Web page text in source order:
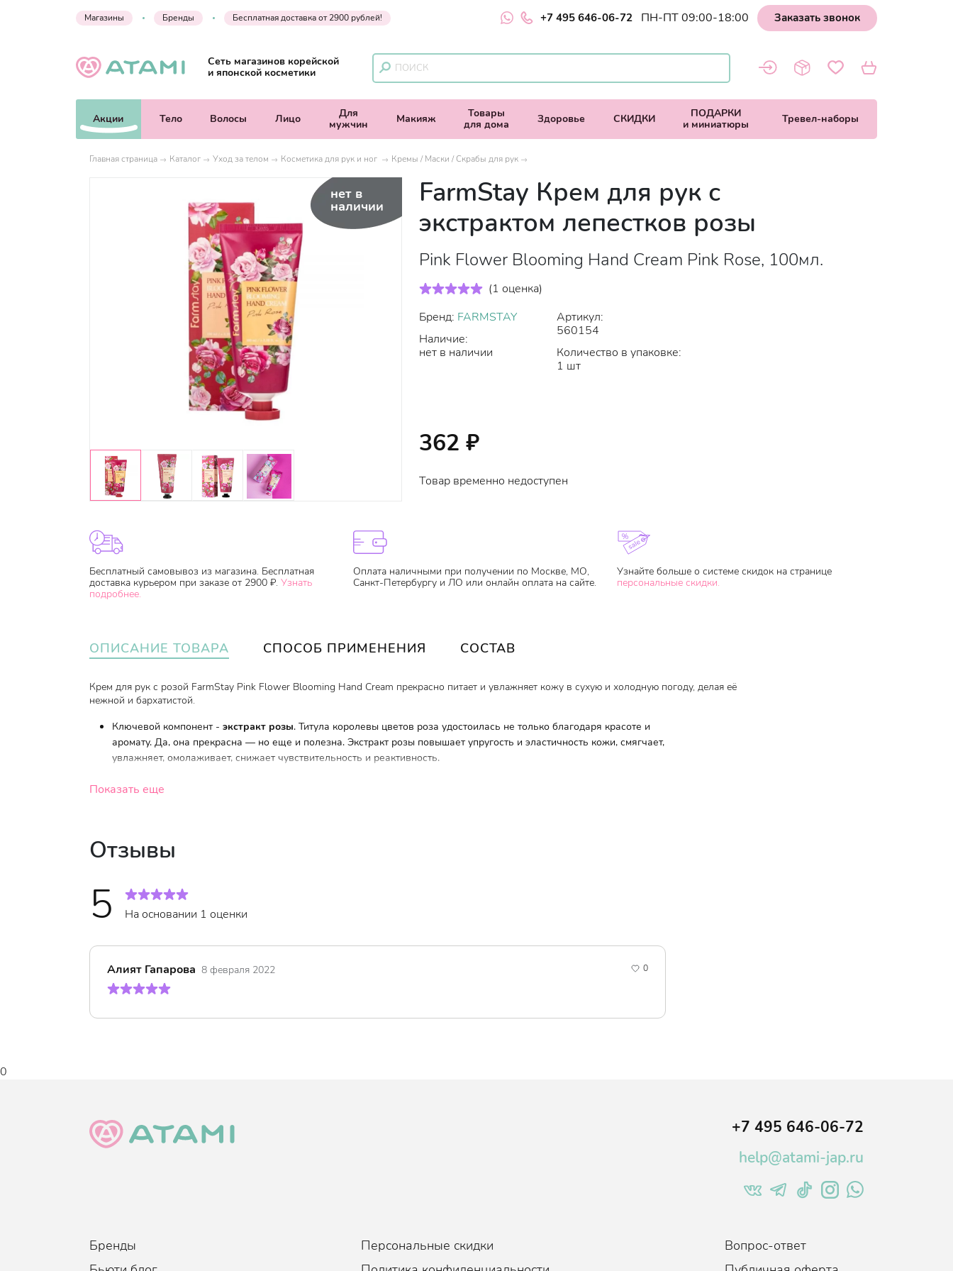
Магазины Бренды Бесплатная доставка от 2900 рублей! +7 495 646-06-72 ПН-ПТ 09:00-18:00 Заказать звонок
Сеть магазинов корейской
и японской косметики
Акции Тело Волосы Лицо
Для
мужчин
Макияж
Товары
для дома
Здоровье СКИДКИ
ПОДАРКИ
и миниатюры
Тревел-наборы
Главная страница Каталог Уход за телом Косметика для рук и ног Кремы / Маски / Скрабы для рук
нет в
наличии
FarmStay Крем для рук с
экстрактом лепестков розы
Pink Flower Blooming Hand Cream Pink Rose, 100мл.
(1 оценка)
Бренд: FARMSTAY
Наличие:
нет в наличии
Артикул:
560154
Количество в упаковке:
1 шт
362 ₽
Товар временно недоступен
Бесплатный самовывоз из магазина. Бесплатная
доставка курьером при заказе от 2900 ₽. Узнать
подробнее.
Оплата наличными при получении по Москве, МО,
Санкт-Петербургу и ЛО или онлайн оплата на сайте.
Узнайте больше о системе скидок на странице
персональные скидки.
ОПИСАНИЕ ТОВАРА СПОСОБ ПРИМЕНЕНИЯ СОСТАВ
Крем для рук с розой FarmStay Pink Flower Blooming Hand Cream прекрасно питает и увлажняет кожу в сухую и холодную погоду, делая её
нежной и бархатистой.
Ключевой компонент - экстракт розы. Титула королевы цветов роза удостоилась не только благодаря красоте и
аромату. Да, она прекрасна — но еще и полезна. Экстракт розы повышает упругость и эластичность кожи, смягчает,
увлажняет, омолаживает, снижает чувствительность и реактивность.
Крем имеет лёгкую водянистую текстуру, что позволяет ему позволяет
липкости
Возраст:Для всех возрастов
Когда использовать
Объем:100 мл.
Показать еще
Отзывы
5 На основании 1 оценки
Алият Гапарова 8 февраля 2022 0
0
+7 495 646-06-72
help@atami-jap.ru
Бренды
Персональные скидки
Вопрос-ответ